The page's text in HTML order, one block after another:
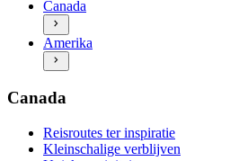
Autorijden in Canada
Praktische informatie
Meer info & inspiratie
Ontdek Amerika
Beste reistijd
Vluchten & Tussenstops
Praktische informatie
Canada
Amerika
Canada
Reisroutes ter inspiratie
Kleinschalige verblijven